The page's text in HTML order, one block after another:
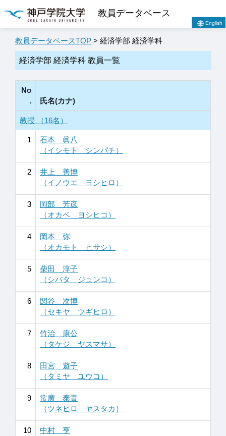
教員データベース
English
教員データベースTOP > 経済学部 経済学科
経済学部 経済学科 教員一覧
No
.
氏名(カナ)
教授 （16名）
1
石本 眞八
（イシモト シンパチ）
2
井上 善博
（イノウエ ヨシヒロ）
3
岡部 芳彦
（オカベ ヨシヒコ）
4
岡本 弥
（オカモト ヒサシ）
5
柴田 淳子
（シバタ ジュンコ）
6
関谷 次博
（セキヤ ツギヒロ）
7
竹治 康公
（タケジ ヤスマサ）
8
田宮 遊子
（タミヤ ユウコ）
9
常廣 泰貴
（ツネヒロ ヤスタカ）
10
中村 亨